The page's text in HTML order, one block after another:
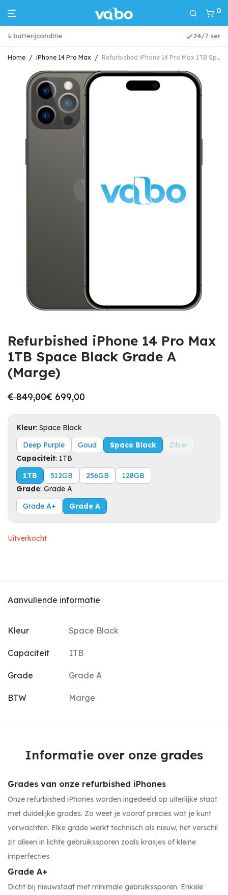
0
Home / iPhone 14 Pro Max / Refurbished iPhone 14 Pro Max 1TB Space Black Grade A (Marge)
Refurbished iPhone 14 Pro Max
1TB Space Black Grade A
(Marge)
€849,00
Oorspronkelijke
was:
€ 849,00.
€ 699,00
Huidige
is:
€ 699,00.
Kleur: Space Black
Deep Purple
Goud Space Black
Zilver
Capaciteit: 1TB
1TB
512GB 256GB
128GB
Grade: Grade A
Grade A+
Grade A
Uitverkocht
Aanvullende informatie
Kleur Space Black
Capaciteit 1TB
Grade Grade A
BTW Marge
Informatie over onze grades
Grades van onze refurbished iPhones
Onze refurbished iPhones worden ingedeeld op uiterlijke staat
met duidelijke grades. Zo weet je vooraf precies wat je kunt
verwachten. Elke grade werkt technisch als nieuw, het verschil
zit alleen in lichte gebruikssporen zoals krasjes of kleine
imperfecties.
Grade A+
Dicht bij nieuwstaat met minimale gebruikssporen. Enkele